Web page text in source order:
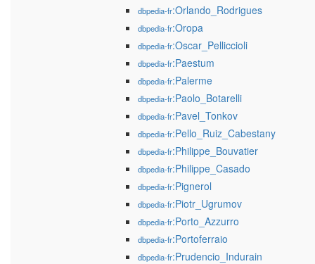
dbpedia-fr:Orlando_Rodrigues
dbpedia-fr:Oropa
dbpedia-fr:Oscar_Pelliccioli
dbpedia-fr:Paestum
dbpedia-fr:Palerme
dbpedia-fr:Paolo_Botarelli
dbpedia-fr:Pavel_Tonkov
dbpedia-fr:Pello_Ruiz_Cabestany
dbpedia-fr:Philippe_Bouvatier
dbpedia-fr:Philippe_Casado
dbpedia-fr:Pignerol
dbpedia-fr:Piotr_Ugrumov
dbpedia-fr:Porto_Azzurro
dbpedia-fr:Portoferraio
dbpedia-fr:Prudencio_Indurain